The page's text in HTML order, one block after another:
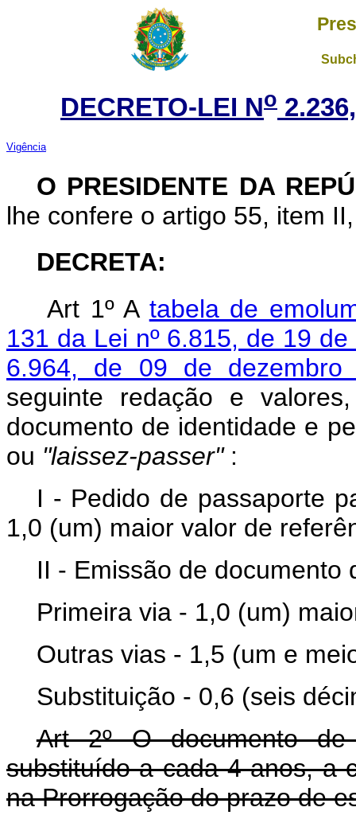
DECRETO-LEI No
Vigência
O PRESIDENTE DA
lhe confere o artigo 55, item
DECRETA:
Art 1º A tabela de
131 da Lei nº 6.815, de 19
6.964, de 09 de dezembro
seguinte redação e
documento de identidade e
ou "laissez-passer":
I - Pedido de passaporte
1,0 (um) maior valor de
II - Emissão de documento
Primeira via - 1,0 (um)
Outras vias - 1,5 (um e
Substituição - 0,6 (seis
Art 2º O documento de
substituído a cada 4 anos, a
na Prorrogação do prazo de